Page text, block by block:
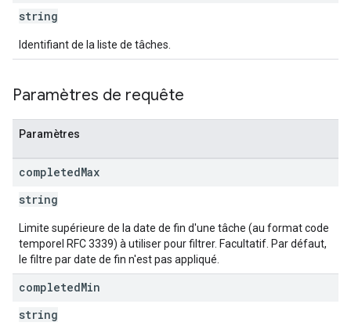
string
Identifiant de la liste de tâches.
Paramètres de requête
Paramètres
completedMax
string
Limite supérieure de la date de fin d'une tâche (au format code
temporel RFC 3339) à utiliser pour filtrer. Facultatif. Par défaut,
le filtre par date de fin n'est pas appliqué.
completedMin
string